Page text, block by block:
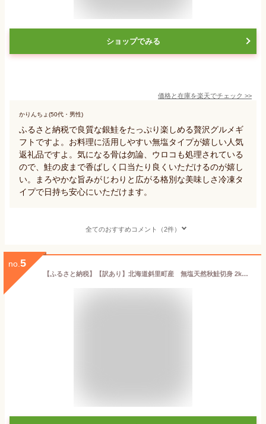
ショップでみる
価格と在庫を楽天でチェック >>
かりんちょ(50代・男性)
ふるさと納税で良質な銀鮭をたっぷり楽しめる贅沢グルメギ
フトですよ。お料理に活用しやすい無塩タイプが嬉しい人気
返礼品ですよ。気になる骨は勿論、ウロコも処理されている
ので、鮭の皮まで香ばしく口当たり良くいただけるのが嬉し
い。まろやかな旨みがじわりと広がる格別な美味しさ冷凍タ
イプで日持ち安心にいただけます。
全てのおすすめコメント（2件）
no. 5
【ふるさと納税】【訳あり】北海道斜里町産 無塩天然秋鮭切身 2kg/3kg【無添加】【配送不可地域：離島・沖縄県】【G1507541】